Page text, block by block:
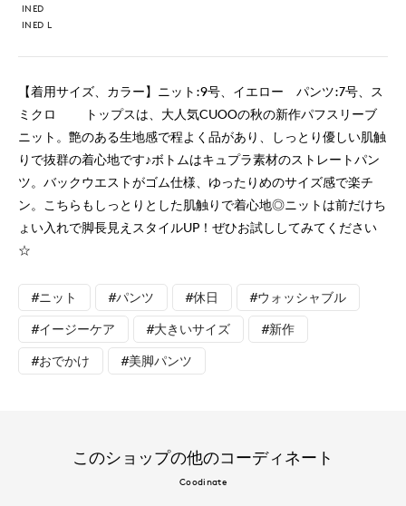
INED
INED L
【着用サイズ、カラー】ニット:9号、イエロー パンツ:7号、ス
ミクロ トップスは、大人気CUOOの秋の新作パフスリーブ
ニット。艶のある生地感で程よく品があり、しっとり優しい肌触
りで抜群の着心地です♪ボトムはキュプラ素材のストレートパン
ツ。バックウエストがゴム仕様、ゆったりめのサイズ感で楽チ
ン。こちらもしっとりとした肌触りで着心地◎ニットは前だけち
ょい入れで脚長見えスタイルUP！ぜひお試ししてみてください
☆
#ニット #パンツ #休日 #ウォッシャブル
#イージーケア #大きいサイズ #新作
#おでかけ #美脚パンツ
このショップの他のコーディネート
Coodinate